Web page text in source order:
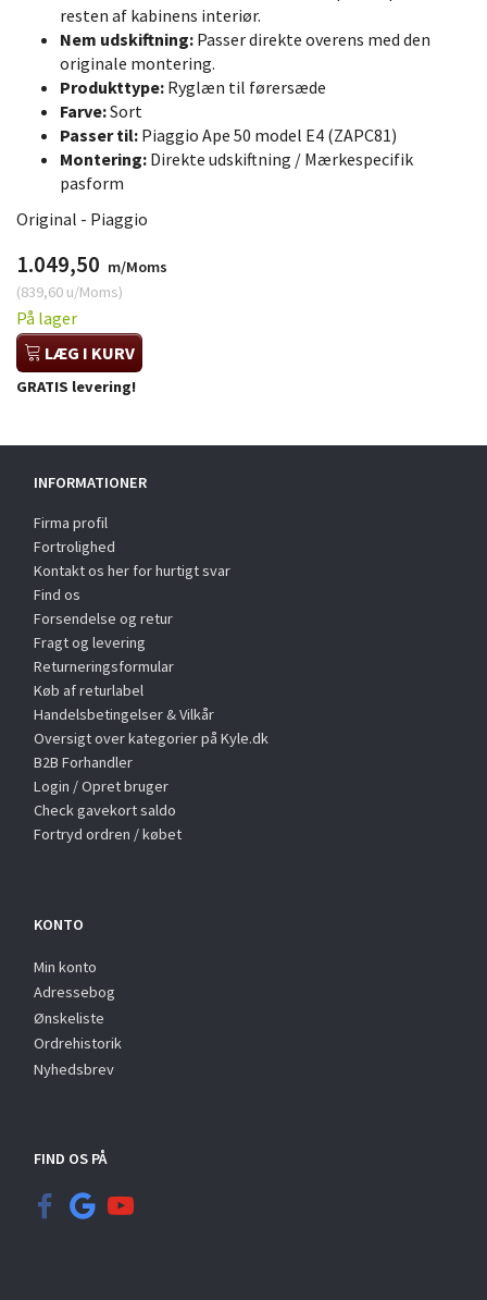
resten af kabinens interiør.
Nem udskiftning: Passer direkte overens med den
originale montering.
Produkttype: Ryglæn til førersæde
Farve:Sort
Passer til: Piaggio Ape 50 model E4 (ZAPC81)
Montering: Direkte udskiftning / Mærkespecifik
pasform
Original - Piaggio
1.049,50 m/Moms
(839,60 u/Moms)
På lager
LÆG I KURV
GRATIS levering!
INFORMATIONER
Firma profil
Fortrolighed
Kontakt os her for hurtigt svar
Find os
Forsendelse og retur
Fragt og levering
Returneringsformular
Køb af returlabel
Handelsbetingelser & Vilkår
Oversigt over kategorier på Kyle.dk
B2B Forhandler
Login / Opret bruger
Check gavekort saldo
Fortryd ordren / købet
KONTO
Min konto
Adressebog
Ønskeliste
Ordrehistorik
Nyhedsbrev
FIND OS PÅ